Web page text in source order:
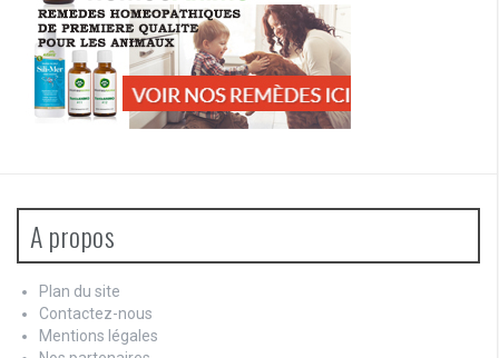
A propos
Plan du site
Contactez-nous
Mentions légales